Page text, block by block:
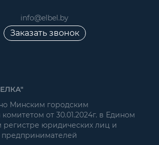
info@elbel.by
Заказать звонок
Минским городским
от 30.01.2024г. в Едином
регистре юридических лиц и